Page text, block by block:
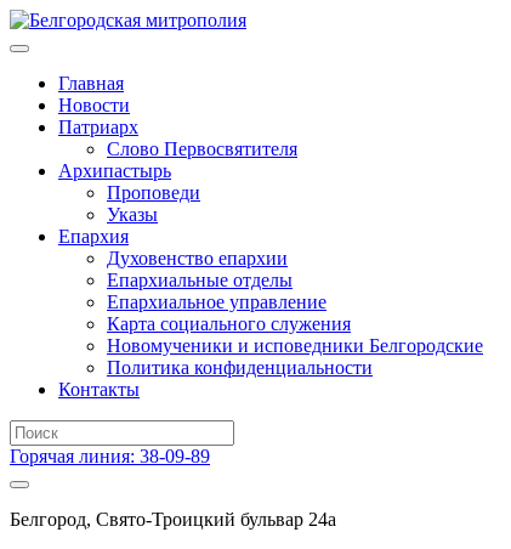
Главная
Новости
Патриарх
Слово Первосвятителя
Архипастырь
Проповеди
Указы
Епархия
Духовенство епархии
Епархиальные отделы
Епархиальное управление
Карта социального служения
Новомученики и исповедники Белгородские
Политика конфиденциальности
Контакты
Горячая линия: 38-09-89
Белгород, Свято-Троицкий бульвар 24а